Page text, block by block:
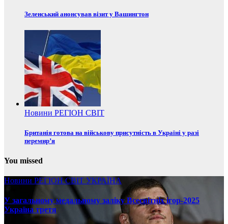
Зеленський анонсував візит у Вашингтон
Новини РЕГІОН СВІТ
Британія готова на військову присутність в Україні у разі
перемир’я
You missed
Новини РЕГІОНСВІТ УКРАЇНА
У загальному медальному заліку Всесвітніх ігор-2025
Україна третя